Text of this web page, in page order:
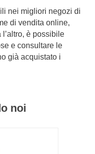
nei migliori negozi di
di vendita online,
è possibile
e consultare le
già acquistato i
noi